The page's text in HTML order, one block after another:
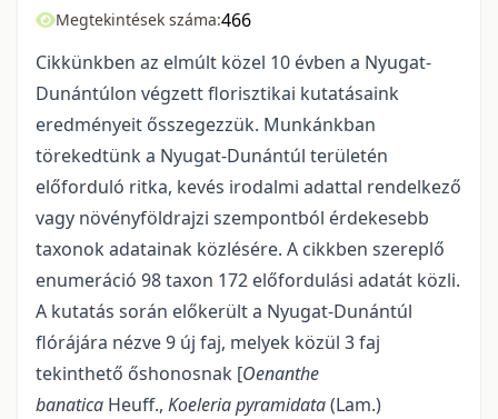
Megtekintések száma:466
Cikkünkben az elmúlt közel 10 évben a Nyugat-
Dunántúlon végzett florisztikai kutatásaink
eredményeit ősszegezzük. Munkánkban
törekedtünk a Nyugat-Dunántúl területén
előforduló ritka, kevés irodalmi adattal rendelkező
vagy növényföldrajzi szempontból érdekesebb
taxonok adatainak közlésére. A cikkben szereplő
enumeráció 98 taxon 172 előfordulási adatát közli.
A kutatás során előkerült a Nyugat-Dunántúl
flórájára nézve 9 új faj, melyek közül 3 faj
tekinthető őshonosnak [Oenanthe
banatica Heuff., Koeleria pyramidata(Lam.)